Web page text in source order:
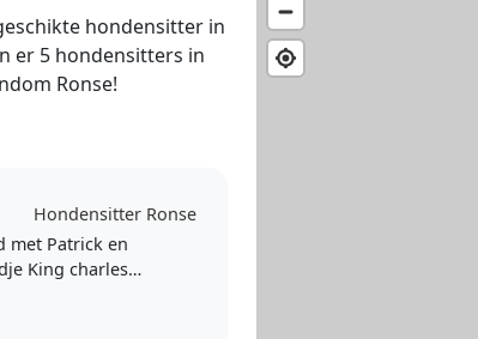
hondensitter in
er 5 hondensitters in
Ronse!
Hondensitter Ronse
met Patrick en
King charles
af en toe